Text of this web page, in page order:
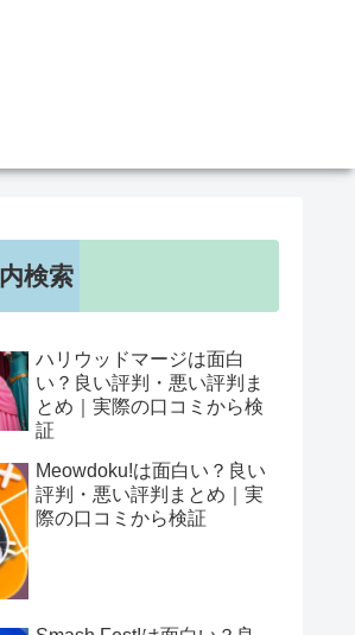
検索
ハリウッドマージは面白
い？良い評判・悪い評判ま
とめ｜実際の口コミから検
証
Meowdoku!は面白い？良い
評判・悪い評判まとめ｜実
際の口コミから検証